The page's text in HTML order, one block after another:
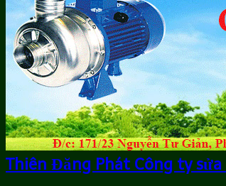
Thiên Đăng Phát Công ty